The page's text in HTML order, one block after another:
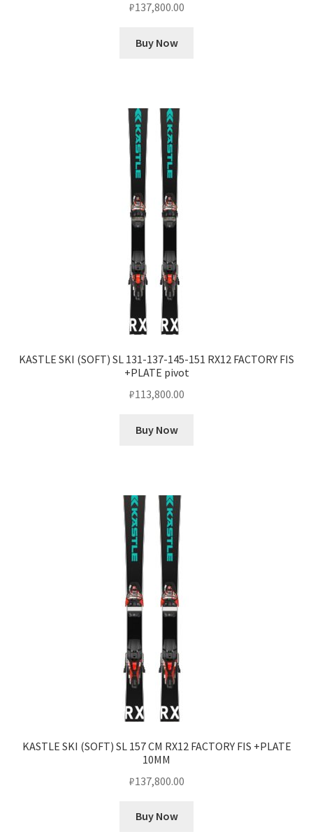
₽137,800.00
Buy Now
KASTLE SKI (SOFT) SL 131-137-145-151 RX12 FACTORY FIS
+PLATE pivot
₽113,800.00
Buy Now
KASTLE SKI (SOFT) SL 157 CM RX12 FACTORY FIS +PLATE
10MM
₽137,800.00
Buy Now